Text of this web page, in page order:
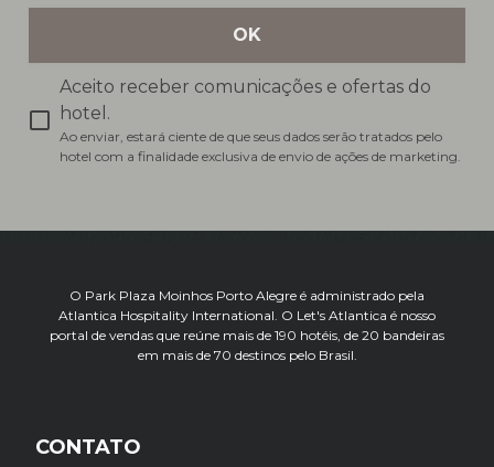
OK
Aceito receber comunicações e ofertas do
hotel.
Ao enviar, estará ciente de que seus dados serão tratados pelo
hotel com a finalidade exclusiva de envio de ações de marketing.
O Park Plaza Moinhos Porto Alegre é administrado pela
Atlantica Hospitality International. O Let's Atlantica é nosso
portal de vendas que reúne mais de 190 hotéis, de 20 bandeiras
em mais de 70 destinos pelo Brasil.
CONTATO